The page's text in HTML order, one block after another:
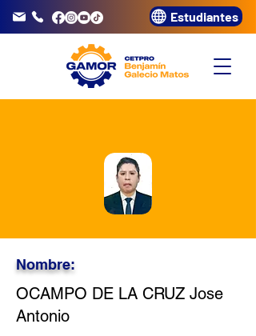
3320072 Estudiantes
Nombre:
OCAMPO DE LA CRUZ Jose
Antonio